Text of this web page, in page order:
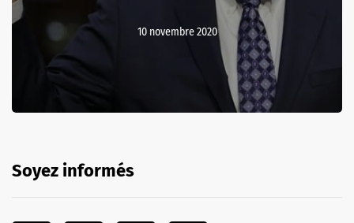
10 novembre 2020
Soyez informés